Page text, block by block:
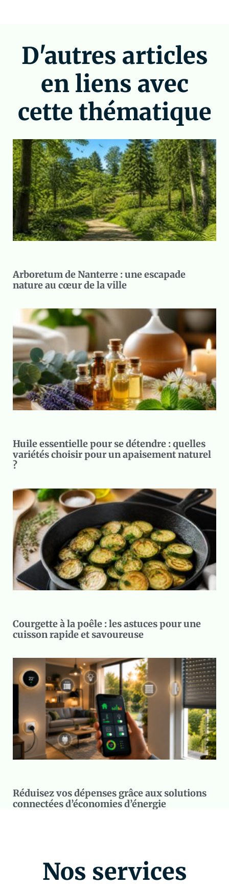
D'autres articles
en liens avec
cette thématique
Arboretum de Nanterre : une escapade
nature au cœur de la ville
Huile essentielle pour se détendre : quelles
variétés choisir pour un apaisement naturel
?
Courgette à la poêle : les astuces pour une
cuisson rapide et savoureuse
Réduisez vos dépenses grâce aux solutions
connectées d’économies d’énergie
Nos services